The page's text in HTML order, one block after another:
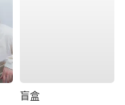
盲盒